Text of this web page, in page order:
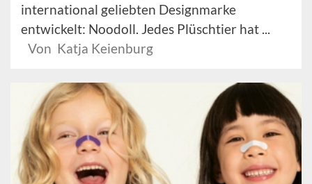
international geliebten Designmarke
entwickelt: Noodoll. Jedes Plüschtier hat ...
Von Katja Keienburg